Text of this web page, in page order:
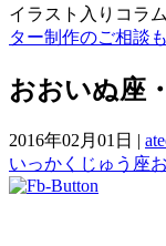
イラスト入りコラ
ター制作のご相談
おおいぬ座
2016年02月01日 |
いっかくじゅう座